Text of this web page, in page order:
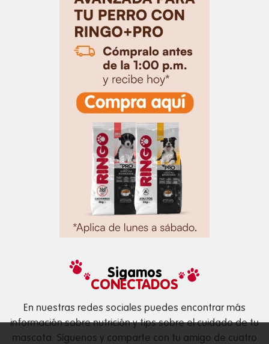
Sigamos
CONECTADOS
En nuestras redes sociales puedes encontrar más
información sobre nutrición y tips sobre el cuidado de tu
mascota. Síguenos y comparte con tu amigo de cuatro